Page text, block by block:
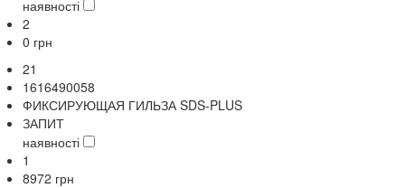
наявності
2
0 грн
21
1616490058
ФИКСИРУЮЩАЯ ГИЛЬЗА SDS-PLUS
ЗАПИТ
наявності
1
8972 грн